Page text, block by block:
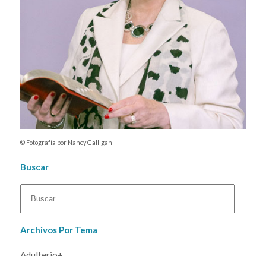
© Fotografía por Nancy Galligan
Buscar
Archivos Por Tema